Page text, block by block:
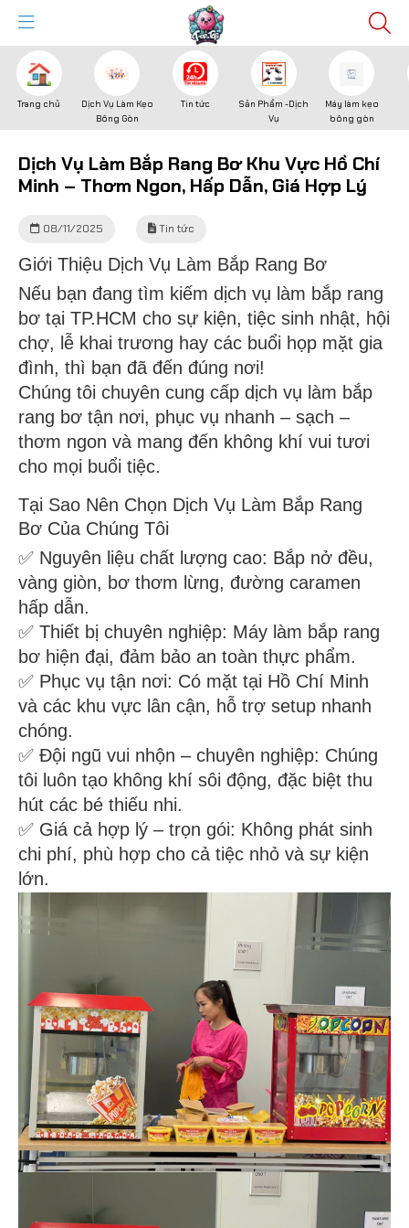
Trang chủ
Dịch Vụ Làm Kẹo
Bông Gòn
Tin tức
Sản Phẩm -Dịch
Vụ
Máy làm kẹo
bông gòn
Dịch Vụ Làm Bắp Rang Bơ Khu Vực Hồ Chí
Minh – Thơm Ngon, Hấp Dẫn, Giá Hợp Lý
08/11/2025 Tin tức
Giới Thiệu Dịch Vụ Làm Bắp Rang Bơ
Nếu bạn đang tìm kiếm dịch vụ làm bắp rang
bơ tại TP.HCM cho sự kiện, tiệc sinh nhật, hội
chợ, lễ khai trương hay các buổi họp mặt gia
đình, thì bạn đã đến đúng nơi!
Chúng tôi chuyên cung cấp dịch vụ làm bắp
rang bơ tận nơi, phục vụ nhanh – sạch –
thơm ngon và mang đến không khí vui tươi
cho mọi buổi tiệc.
Tại Sao Nên Chọn Dịch Vụ Làm Bắp Rang
Bơ Của Chúng Tôi
✅ Nguyên liệu chất lượng cao: Bắp nở đều,
vàng giòn, bơ thơm lừng, đường caramen
hấp dẫn.
✅ Thiết bị chuyên nghiệp: Máy làm bắp rang
bơ hiện đại, đảm bảo an toàn thực phẩm.
✅ Phục vụ tận nơi: Có mặt tại Hồ Chí Minh
và các khu vực lân cận, hỗ trợ setup nhanh
chóng.
✅ Đội ngũ vui nhộn – chuyên nghiệp: Chúng
tôi luôn tạo không khí sôi động, đặc biệt thu
hút các bé thiếu nhi.
✅ Giá cả hợp lý – trọn gói: Không phát sinh
chi phí, phù hợp cho cả tiệc nhỏ và sự kiện
lớn.